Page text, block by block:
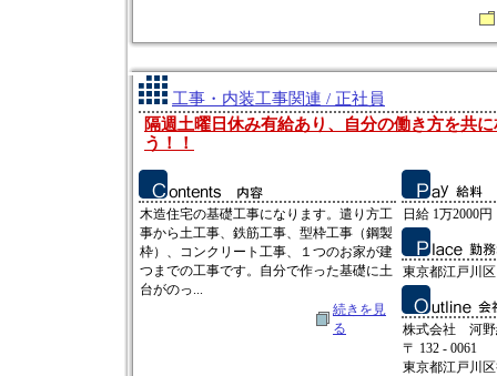
工事・内装工事関連 / 正社員
隔週土曜日休み有給あり、自分の働き方を共
う！！
木造住宅の基礎工事になります。遣り方工
事から土工事、鉄筋工事、型枠工事（鋼製
枠）、コンクリート工事、１つのお家が建
つまでの工事です。自分で作った基礎に土
台がのっ...
続きを見
る
日給 1万2000
東京都江戸川区
株式会社 河野
〒 132 - 0061
東京都江戸川